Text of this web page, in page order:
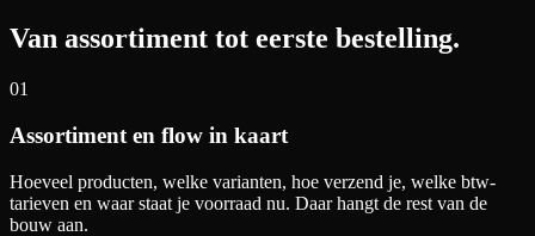
Van assortiment tot eerste bestelling.
01
Assortiment en flow in kaart
Hoeveel producten, welke varianten, hoe verzend je, welke btw-
tarieven en waar staat je voorraad nu. Daar hangt de rest van de
bouw aan.